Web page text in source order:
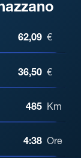
DI
62,09 €
36,50 €
485 Km
4:38 Ore